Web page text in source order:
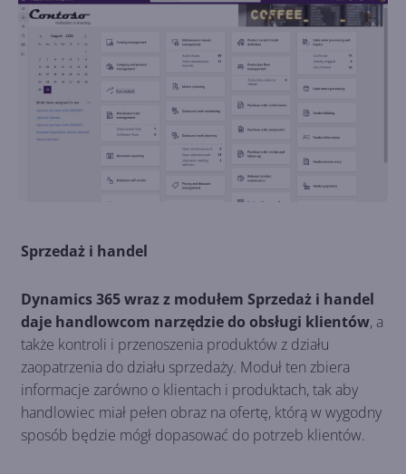
Sprzedaż i handel
Dynamics 365 wraz z modułem Sprzedaż i handel
daje handlowcom narzędzie do obsługi klientów, a
także kontroli i przenoszenia produktów z działu
zaopatrzenia do działu sprzedaży. Moduł ten zbiera
informacje zarówno o klientach i produktach, tak aby
handlowiec miał pełen obraz na ofertę, którą w wygodny
sposób będzie mógł dopasować do potrzeb klientów.